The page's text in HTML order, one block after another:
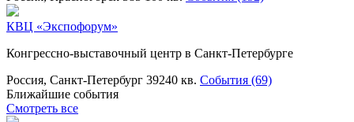
КВЦ «Экспофорум»
Конгрессно-выставочный центр в Санкт-Петербурге
Россия, Санкт-Петербург 39240 кв. События (69)
Ближайшие события
Смотреть все